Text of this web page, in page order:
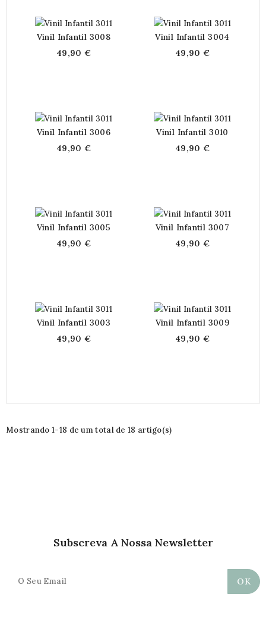
Vinil Infantil 3008
49,90 €
Vinil Infantil 3004
49,90 €
Vinil Infantil 3006
49,90 €
Vinil Infantil 3010
49,90 €
Vinil Infantil 3005
49,90 €
Vinil Infantil 3007
49,90 €
Vinil Infantil 3003
49,90 €
Vinil Infantil 3009
49,90 €
Mostrando 1-18 de um total de 18 artigo(s)
Subscreva A Nossa Newsletter